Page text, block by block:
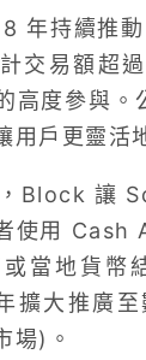
年持續推
交易額超
高度參與。
用戶更靈活
Block 讓
使用 Cash
當地貨幣
擴大推廣
場)。